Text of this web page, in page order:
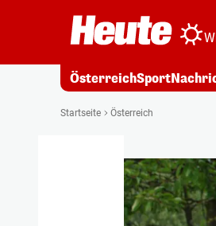
ÖsterreichSport
Startseite Österreich